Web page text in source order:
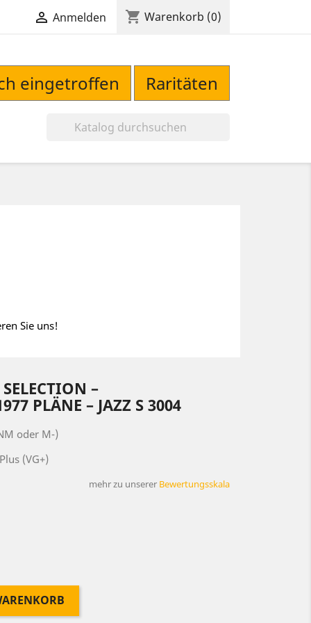
 Anmelden shopping_cart Warenkorb (0)
eingetroffen Raritäten
Sie uns!
–
PLÄNE – JAZZ S 3004
oder M-)
(VG+)
mehr zu unserer Bewertungsskala